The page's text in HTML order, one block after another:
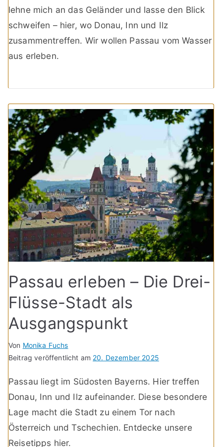
lehne mich an das Geländer und lasse den Blick
schweifen – hier, wo Donau, Inn und Ilz
zusammentreffen. Wir wollen Passau vom Wasser
aus erleben.
Passau erleben – Die Drei-
Flüsse-Stadt als
Ausgangspunkt
Von Monika Fuchs
Beitrag veröffentlicht am 20. Dezember 2025
Passau liegt im Südosten Bayerns. Hier treffen
Donau, Inn und Ilz aufeinander. Diese besondere
Lage macht die Stadt zu einem Tor nach
Österreich und Tschechien. Entdecke unsere
Reisetipps hier.